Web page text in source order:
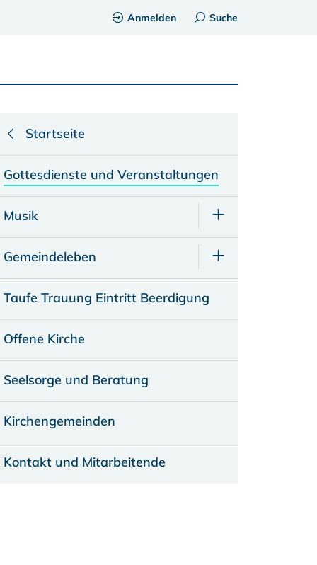
Anmelden Suche
Startseite
Gottesdienste und Veranstaltungen
Musik
Gemeindeleben
Taufe Trauung Eintritt Beerdigung
Offene Kirche
Seelsorge und Beratung
Kirchengemeinden
Kontakt und Mitarbeitende